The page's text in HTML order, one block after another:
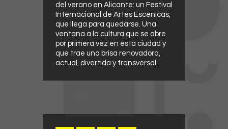
del verano en Alicante: un Festival
Internacional de Artes Escénicas,
que llega para quedarse. Una
ventana a la cultura que se abre
por primera vez en esta ciudad y
que trae una brisa renovadora,
actual, divertida y transversal.